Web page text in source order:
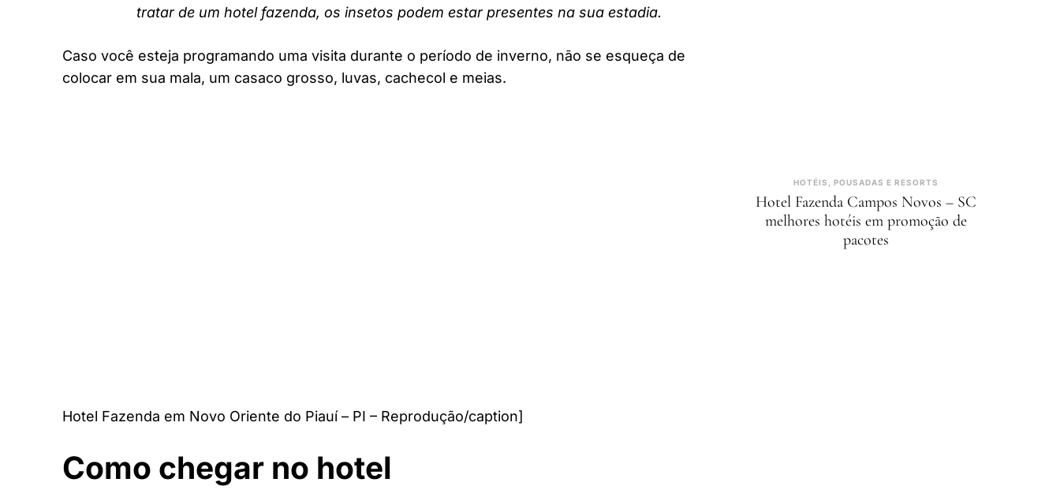
tratar de um hotel fazenda, os insetos podem estar presentes na sua estadia.
Caso você esteja programando uma visita durante o período de inverno, não se esqueça de
colocar em sua mala, um casaco grosso, luvas, cachecol e meias.
Hotel Fazenda em Novo Oriente do Piauí – PI – Reprodução/caption]
Como chegar no hotel
HOTÉIS, POUSADAS E RESORTS
Hotel Fazenda Campos Novos – SC
melhores hotéis em promoção de
pacotes